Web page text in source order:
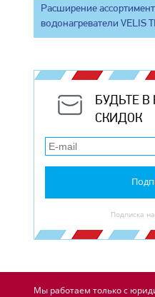
Расширение
водонагреватели VELIS
БУДЬТЕ В
СКИДОК
Подписка
Мы работаем только с